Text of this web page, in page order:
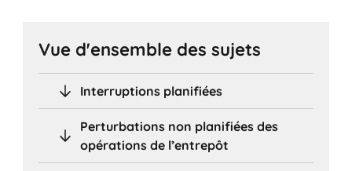
Vue d'ensemble des sujets
Interruptions planifiées
Perturbations non planifiées des
opérations de l’entrepôt